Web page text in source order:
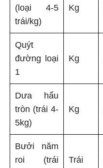
(loại 4-5
trái/kg)
Kg
Quýt
đường loại
1
Kg
Dưa hấu
tròn (trái 4-
5kg)
Kg
Bưởi năm
roi (trái
Trái